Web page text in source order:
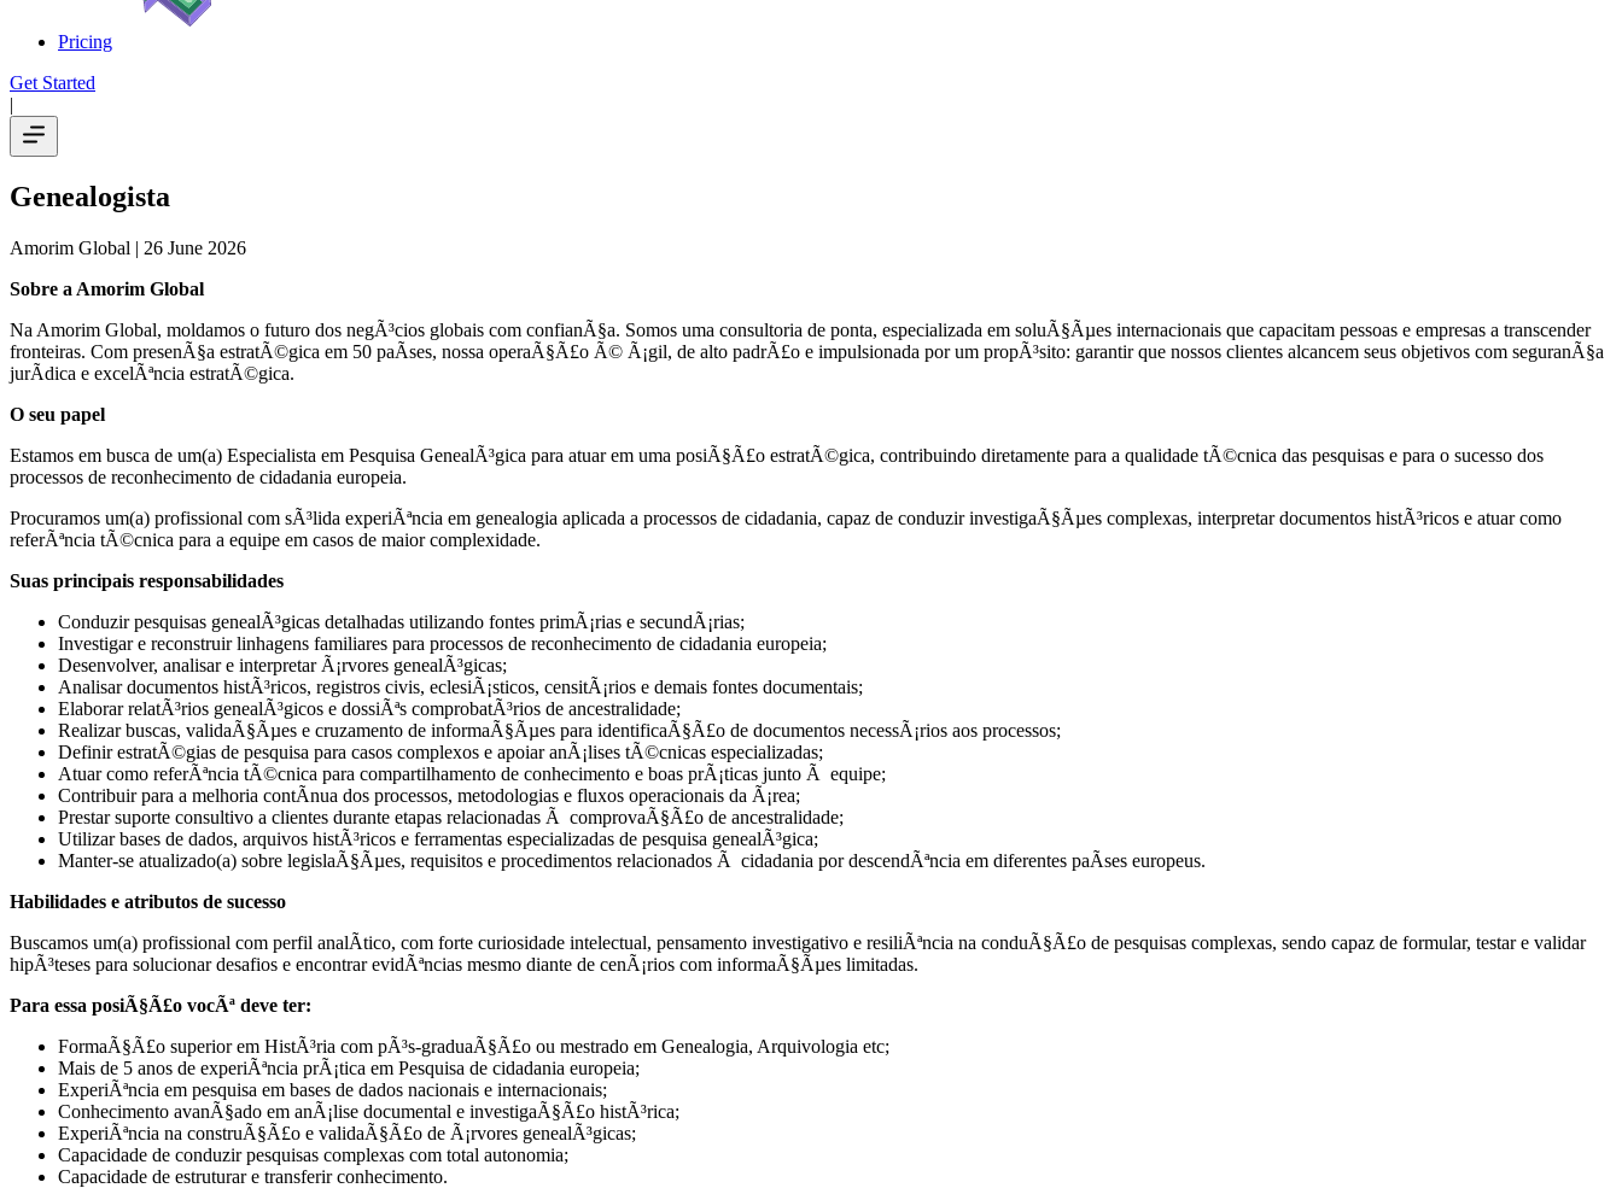
Pricing
Get Started
|
Genealogista
Amorim Global | 26 June 2026
Sobre a Amorim Global
Na Amorim Global, moldamos o futuro dos negÃ³cios globais com confianÃ§a. Somos uma consultoria de ponta, especializada em soluÃ§Ãµes internacionais que capacitam pessoas e empresas a transcender
fronteiras. Com presenÃ§a estratÃ©gica em 50 paÃ­ses, nossa operaÃ§Ã£o Ã© Ã¡gil, de alto padrÃ£o e impulsionada por um propÃ³sito: garantir que nossos clientes alcancem seus objetivos com seguranÃ§a
jurÃ­dica e excelÃªncia estratÃ©gica.
O seu papel
Estamos em busca de um(a) Especialista em Pesquisa GenealÃ³gica para atuar em uma posiÃ§Ã£o estratÃ©gica, contribuindo diretamente para a qualidade tÃ©cnica das pesquisas e para o sucesso dos
processos de reconhecimento de cidadania europeia.
Procuramos um(a) profissional com sÃ³lida experiÃªncia em genealogia aplicada a processos de cidadania, capaz de conduzir investigaÃ§Ãµes complexas, interpretar documentos histÃ³ricos e atuar como
referÃªncia tÃ©cnica para a equipe em casos de maior complexidade.
Suas principais responsabilidades
Conduzir pesquisas genealÃ³gicas detalhadas utilizando fontes primÃ¡rias e secundÃ¡rias;
Investigar e reconstruir linhagens familiares para processos de reconhecimento de cidadania europeia;
Desenvolver, analisar e interpretar Ã¡rvores genealÃ³gicas;
Analisar documentos histÃ³ricos, registros civis, eclesiÃ¡sticos, censitÃ¡rios e demais fontes documentais;
Elaborar relatÃ³rios genealÃ³gicos e dossiÃªs comprobatÃ³rios de ancestralidade;
Realizar buscas, validaÃ§Ãµes e cruzamento de informaÃ§Ãµes para identificaÃ§Ã£o de documentos necessÃ¡rios aos processos;
Definir estratÃ©gias de pesquisa para casos complexos e apoiar anÃ¡lises tÃ©cnicas especializadas;
Atuar como referÃªncia tÃ©cnica para compartilhamento de conhecimento e boas prÃ¡ticas junto Ã equipe;
Contribuir para a melhoria contÃ­nua dos processos, metodologias e fluxos operacionais da Ã¡rea;
Prestar suporte consultivo a clientes durante etapas relacionadas Ã comprovaÃ§Ã£o de ancestralidade;
Utilizar bases de dados, arquivos histÃ³ricos e ferramentas especializadas de pesquisa genealÃ³gica;
Manter-se atualizado(a) sobre legislaÃ§Ãµes, requisitos e procedimentos relacionados Ã cidadania por descendÃªncia em diferentes paÃ­ses europeus.
Habilidades e atributos de sucesso
Buscamos um(a) profissional com perfil analÃ­tico, com forte curiosidade intelectual, pensamento investigativo e resiliÃªncia na conduÃ§Ã£o de pesquisas complexas, sendo capaz de formular, testar e validar
hipÃ³teses para solucionar desafios e encontrar evidÃªncias mesmo diante de cenÃ¡rios com informaÃ§Ãµes limitadas.
Para essa posiÃ§Ã£o vocÃª deve ter:
FormaÃ§Ã£o superior em HistÃ³ria com pÃ³s-graduaÃ§Ã£o ou mestrado em Genealogia, Arquivologia etc;
Mais de 5 anos de experiÃªncia prÃ¡tica em Pesquisa de cidadania europeia;
ExperiÃªncia em pesquisa em bases de dados nacionais e internacionais;
Conhecimento avanÃ§ado em anÃ¡lise documental e investigaÃ§Ã£o histÃ³rica;
ExperiÃªncia na construÃ§Ã£o e validaÃ§Ã£o de Ã¡rvores genealÃ³gicas;
Capacidade de conduzir pesquisas complexas com total autonomia;
Capacidade de estruturar e transferir conhecimento.